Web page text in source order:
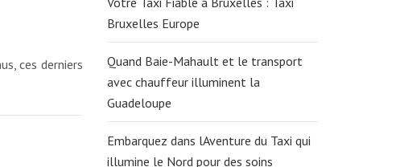
ces derniers
Bruxelles Europe
Quand Baie-Mahault et le transport
avec chauffeur illuminent la
Guadeloupe
Embarquez dans lAventure du Taxi qui
illumine le Nord pour des soins